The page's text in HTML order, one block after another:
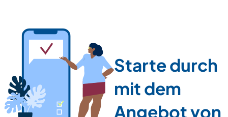
Starte durch
mit dem
Angebot von